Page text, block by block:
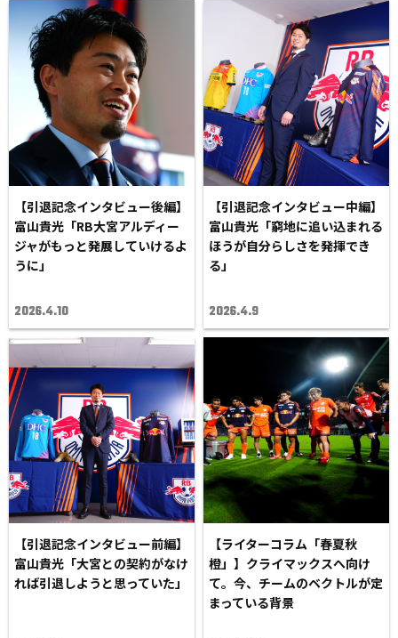
【引退記念インタビュー後編】
富山貴光「RB大宮アルディー
ジャがもっと発展していけるよ
うに」
2026.4.10
【引退記念インタビュー中編】
富山貴光「窮地に追い込まれる
ほうが自分らしさを発揮でき
る」
2026.4.9
【引退記念インタビュー前編】
富山貴光「大宮との契約がなけ
れば引退しようと思っていた」
【ライターコラム「春夏秋
橙」】クライマックスへ向け
て。今、チームのベクトルが定
まっている背景